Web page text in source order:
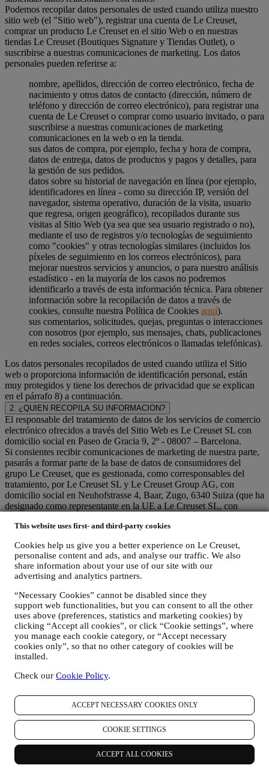
This website uses first- and third-party cookies
Cookies help us give you a better experience on Le Creuset,
personalise content and ads, and analyse our traffic. We also
share information about your use of our site with our
advertising and analytics partners.
“Necessary Cookies” cannot be disabled since they
support web functionalities, but you can consent to all the other
uses above (preferences, statistics and marketing cookies) by
clicking “Accept all cookies”, or click “Cookie settings”, where
you manage each cookie category, or “Accept necessary
cookies only”, so that no other category of cookies will be
installed.
Check our Cookie Policy.
ACCEPT NECESSARY COOKIES ONLY
COOKIE SETTINGS
ACCEPT ALL COOKIES
Podemos recopilar datos personales de usted cuando utiliza nuestro
sitio web (el "Sitio web"), registrar una cuenta de Le Creuset,
comprar un producto Le Creuset en el sitio Web o en nuestras
tiendas Le Creuset (Boutiques Signature y Tiendas Outlet), o
suscribirse a nuestras comunicaciones de marketing. Los datos
personales pueden referirse a:
nombre, apellidos, dirección de correo electrónico, fecha de
nacimiento y otros datos de contacto (dirección, número de
teléfono y dirección de correo electrónico), para registrar una
cuenta de Le Creuset o comprar como usuario invitado, o para
suscribirse a nuestras comunicaciones de marketing
comunicaciones en la web o en la tienda.
sus datos de compra, por ejemplo, fecha y hora de compra,
datos de entrega, datos de productos y pagos y detalles, para
la gestión de sus pedidos.
datos sobre su historial de navegación en línea (por ejemplo,
identificadores en línea - como su dirección IP, versión del
navegador, sistema operativo, duración de la visita, usuario
que regresa, origen geográfico), recopilados durante sus
visitas al Sitio Web (ya sea que sea usuario registrado o no),
mediante el uso de registros y/o tecnologías de seguimiento
como "cookies" y otras tecnologías similares (incluidos los
píxeles de seguimiento en los correos electrónicos), para
mejorar nuestros servicios y anuncios, o para nuestro análisis
estadístico - en la mayoría de los casos no podremos
identificarlo a través de esta información técnica. Para obtener
información sobre la recopilación de datos a través de
cookies, consulte nuestra Política de Cookies aquí).
sus comentarios, solicitudes, quejas, preguntas o interacciones
con nosotros (por ejemplo, sus mensajes, chats, publicaciones
en redes sociales, correos electrónicos o llamadas telefónicas).
Los datos personales recopilados de usted cuando utiliza el Sitio
web o proporciona información de identificación personal, están
muy protegidos y tiene los derechos de privacidad que se explican
en el párrafo 8) a continuación.
2. ¿QUIEN RECOPILA SU INFORMACION?
El responsable del tratamiento de datos de los servicios de comercio
electrónico ofrecidos a través del Sitio Web es Le Creuset SL con
domicilio social en Paseo de Gracia 9, 2º - 08007 – Barcelona.
Si consientes recibir comunicaciones de marketing de nuestra parte,
pasarás a formar parte de la base de datos de consumidores del
grupo Le Creuset, que es gestionada, como corresponsables del
tratamiento, por Le Creuset SL y Le Creuset Group AG, con
domicilio social en Neuhofstrasse 4, Baar, Zugo, 6340 Suiza (que ha
designado como representante en la UE a Le Creuset SL, con
08007 Barcelona, España), en base a un acuerdo de
(a) Le Creuset Group AG se encarga de la estrategia general que
rige el marketing y la experiencia personalizada del cliente;
(b) las entidades locales de Le Creuset se benefician e implementan
dicha estrategia, así como desarrollan de manera independiente
comunicaciones/iniciativas de marketing a nivel local (dentro de un
país específico);
(c) ambos corresponsables están obligados a atender las solicitudes
de derechos de los interesados.
3. ¿POR QUÉ RECOPILAMOS ESTA INFORMACIÓN?
Podemos procesar sus datos para los siguientes fines:
posible que tengamos que procesar algunos datos sobre usted
obligaciones derivadas de las instrucciones recibidas de las
PARA CREAR UNA CUENTA LE CREUSET
Utilizaremos sus datos para crear una cuenta de Le Creuset
que le dará acceso a una serie de ventajas dedicadas a los
usuarios registrados, para disfrutar mejor de nuestros
servicios, tales como un pago más rápido, guardar múltiples